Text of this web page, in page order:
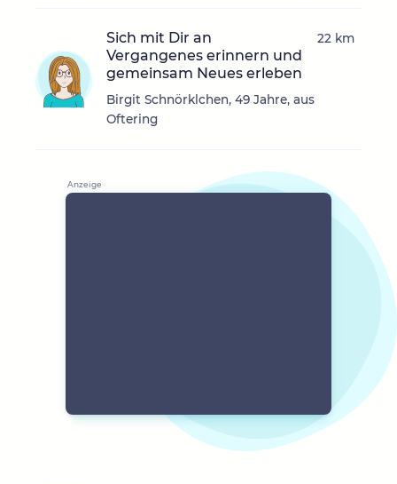
Sich mit Dir an
Vergangenes erinnern und
gemeinsam Neues erleben
Birgit Schnörklchen, 49 Jahre, aus
Oftering
22 km